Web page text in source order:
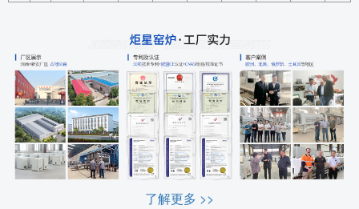
了解更多 >>